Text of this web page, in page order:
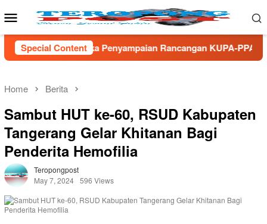
to
Mobile
Menu
Special Content
Rancangan KUPA-PPAS Perubahan APBD TA 2026
Home Berita
Sambut HUT ke-60, RSUD Kabupaten
Tangerang Gelar Khitanan Bagi
Penderita Hemofilia
Teropongpost
May 7, 2024 596 Views